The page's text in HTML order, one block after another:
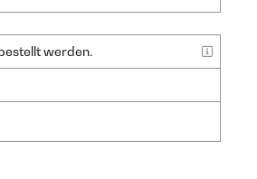
werden.